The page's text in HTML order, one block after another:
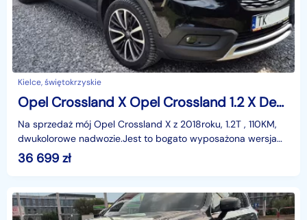
Kielce, świętokrzyskie
Opel Crossland X Opel Crossland 1.2 X Design S&S Line Aut.
Na sprzedaż mój Opel Crossland X z 2018roku, 1.2T , 110KM,
dwukolorowe nadwozie.Jest to bogato wyposażona wersja
Design Line S&S z automatyczną skrzynią bie
36 699 zł